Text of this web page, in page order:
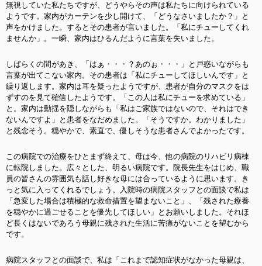
無視していた私たちですが、どうやらその声は私たちに向けられている
ようです。家内がカーテンを少し開けて、「どうなさいましたか？」と
声をかけました。するとその患者が言いました。「私にチューしてくれ
ませんか」。一瞬、家内はひるんだように言葉を失いました。
しばらくの間があき、「はぁ・・・？あのぉ・・・」と戸惑いながらも
言葉が出てこない家内。その患者は「私にチューしてほしいんです」と
繰り返します。家内は耳を疑ったようですが、患者が自分のマスクをは
ずすのを見て確信したようです。「この人は私にチューを求めている」
と。家内は動揺を隠しながらも「私はご家族ではないので、それはでき
ないんですよ」と患者をなだめました。「そうですか。わかりました」
と残念そう。穏やかで、素直で、優しそうな患者さんでよかったです。
この病院での治療をひとまず終えて、母は今、他の病院のリハビリ病棟
に転院しました。広々とした、明るい病院です。院長先生をはじめ、職
員の皆さんの雰囲気も話し好きな母には合っているように思います。き
っと気に入ってくれるでしょう。入院時の病院スタッフとの面談で私は
「急変した場合は積極的な救命措置を望まないこと」、「残された療養
を穏やかに過ごせることを優先してほしい」とお願いしました。それほ
ど長くはないであろう母親に残された生活に苦痛がないことを望むから
です。
病院スタッフとの面談で、私は「これまで認知症状がなかった母親は、